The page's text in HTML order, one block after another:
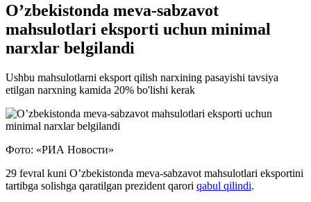
O’zbekistonda meva-sabzavot
mahsulotlari eksporti uchun minimal
narxlar belgilandi
Ushbu mahsulotlarni eksport qilish narxining pasayishi tavsiya
etilgan narxning kamida 20% bo'lishi kerak
Фото: «РИА Новости»
29 fevral kuni O’zbekistonda meva-sabzavot mahsulotlari eksportini
tartibga solishga qaratilgan prezident qarori qabul qilindi.